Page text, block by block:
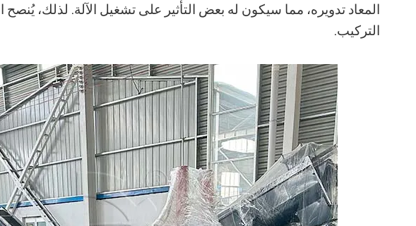
المعاد تدويره، مما سيكون له بعض التأثير على تشغيل الآلة. لذلك،
التركيب.